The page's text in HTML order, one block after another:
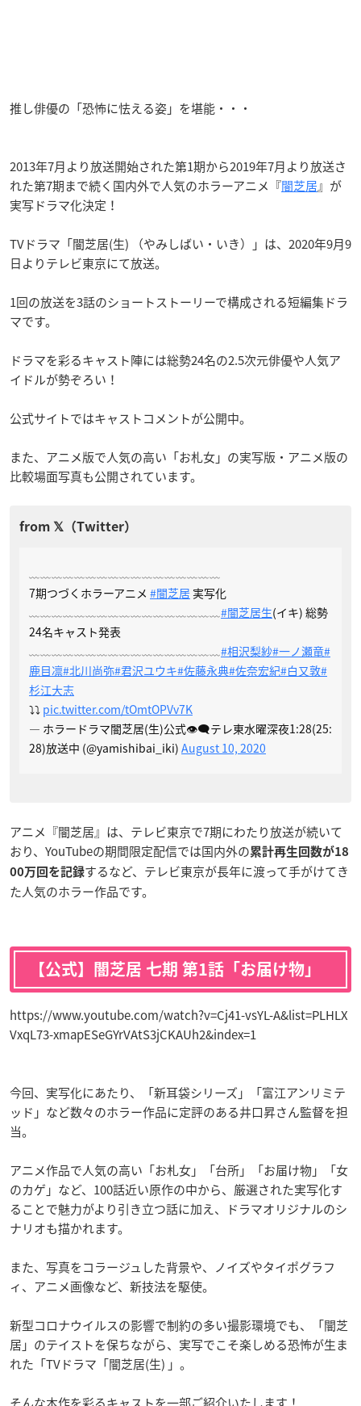
推し俳優の「恐怖に怯える姿」を堪能・・・
2013年7月より放送開始された第1期から2019年7月より放送さ
れた第7期まで続く国内外で人気のホラーアニメ『闇芝居』が
実写ドラマ化決定！
TVドラマ「闇芝居(生) （やみしばい・いき）」は、2020年9月9
日よりテレビ東京にて放送。
1回の放送を3話のショートストーリーで構成される短編集ドラ
マです。
ドラマを彩るキャスト陣には総勢24名の2.5次元俳優や人気ア
イドルが勢ぞろい！
公式サイトではキャストコメントが公開中。
また、アニメ版で人気の高い「お札女」の実写版・アニメ版の
比較場面写真も公開されています。
﹏﹏﹏﹏﹏﹏﹏﹏﹏﹏﹏﹏﹏﹏﹏﹏﹏
7期つづくホラーアニメ #闇芝居 実写化
﹏﹏﹏﹏﹏﹏﹏﹏﹏﹏﹏﹏﹏﹏﹏﹏﹏#闇芝居生(イキ) 総勢
24名キャスト発表
﹏﹏﹏﹏﹏﹏﹏﹏﹏﹏﹏﹏﹏﹏﹏﹏﹏#相沢梨紗#一ノ瀬竜#
鹿目凛#北川尚弥#君沢ユウキ#佐藤永典#佐奈宏紀#白又敦#
杉江大志
⤵︎⤵︎ pic.twitter.com/tOmtOPVv7K
— ホラードラマ闇芝居(生)公式👁‍🗨テレ東水曜深夜1:28(25:
28)放送中 (@yamishibai_iki) August 10, 2020
アニメ『闇芝居』は、テレビ東京で7期にわたり放送が続いて
おり、YouTubeの期間限定配信では国内外の累計再生回数が18
00万回を記録するなど、テレビ東京が長年に渡って手がけてき
た人気のホラー作品です。
【公式】闇芝居 七期 第1話「お届け物」
https://www.youtube.com/watch?v=Cj41-vsYL-A&list=PLHLX
VxqL73-xmapESeGYrVAtS3jCKAUh2&index=1
今回、実写化にあたり、「新耳袋シリーズ」「富江アンリミテ
ッド」など数々のホラー作品に定評のある井口昇さん監督を担
当。
アニメ作品で人気の高い「お札女」「台所」「お届け物」「女
のカゲ」など、100話近い原作の中から、厳選された実写化す
ることで魅力がより引き立つ話に加え、ドラマオリジナルのシ
ナリオも描かれます。
また、写真をコラージュした背景や、ノイズやタイポグラフ
ィ、アニメ画像など、新技法を駆使。
新型コロナウイルスの影響で制約の多い撮影環境でも、「闇芝
居」のテイストを保ちながら、実写でこそ楽しめる恐怖が生ま
れた「TVドラマ「闇芝居(生) 」。